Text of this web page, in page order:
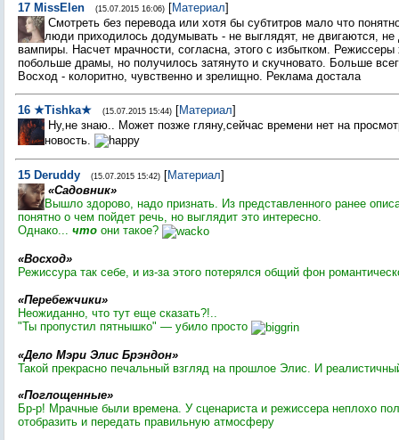
17 MissElen (15.07.2015 16:06) [Материал]
Смотреть без перевода или хотя бы субтитров мало что
люди приходилось додумывать - не выглядят, не двигаются, не
вампиры. Насчет мрачности, согласна, этого с избытком. Режиссеры
побольше драмы, но получилось затянуто и скучновато. Больше
Восход - колоритно, чувственно и зрелищно. Реклама достала
16 ★Tishka★ (15.07.2015 15:44) [Материал]
Ну,не знаю.. Может позже гляну,сейчас времени нет на
новость.
15 Deruddy (15.07.2015 15:42) [Материал]
«Садовник»
Вышло здорово, надо признать. Из представленного ранее
понятно о чем пойдет речь, но выглядит это интересно.
Однако... что они такое?
«Восход»
Режиссура так себе, и из-за этого потерялся общий фон
«Перебежчики»
Неожиданно, что тут еще сказать?!..
"Ты пропустил пятнышко" — убило просто
«Дело Мэри Элис Брэндон»
Такой прекрасно печальный взгляд на прошлое Элис. И
«Поглощенные»
Бр-р! Мрачные были времена. У сценариста и режиссера неплохо
отобразить и передать правильную атмосферу